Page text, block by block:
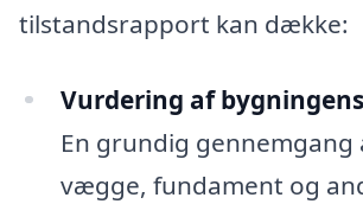
tilstandsrapport kan dække:
Vurdering af
En grundig gennemgang
vægge, fundament og